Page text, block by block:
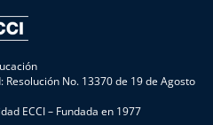
No. 13370 de 19 de Agosto
ECCI – Fundada en 1977